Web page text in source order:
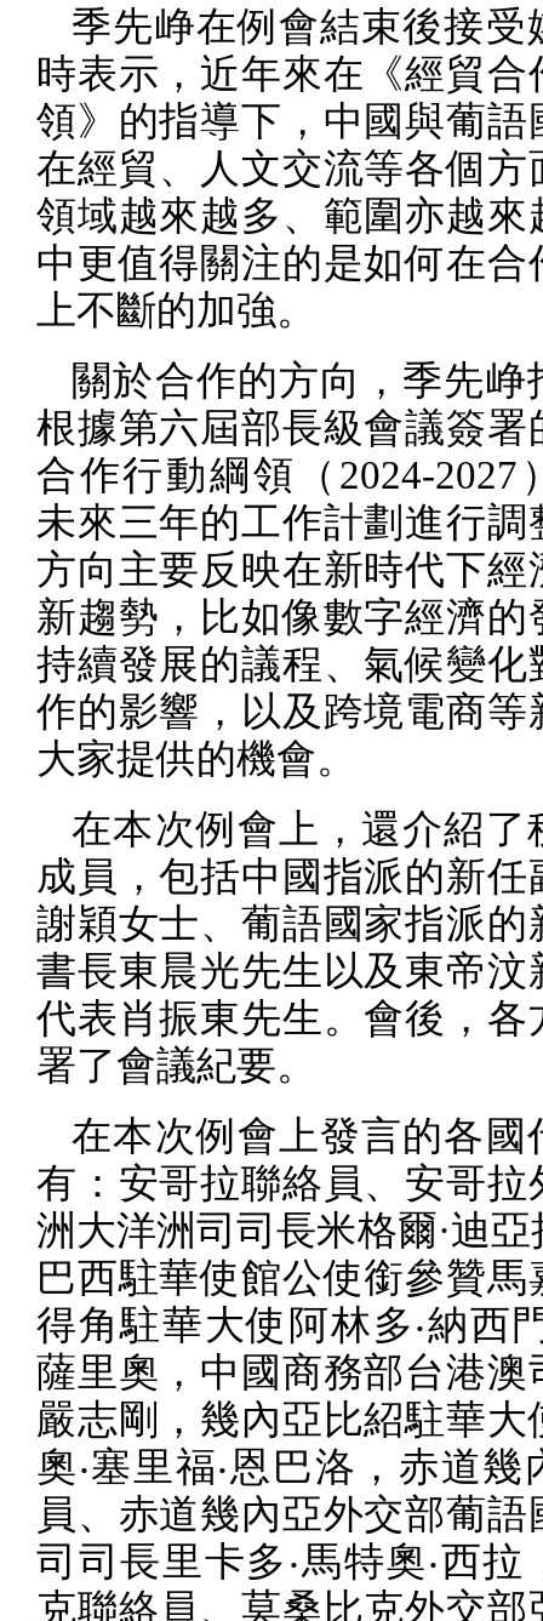
季先峥在例會結束後接受
時表示， 近年來在 《經貿
領》的指導下 ，中國與葡
在經貿、人文交流等各個方
領域越來越多、範圍亦越來
中更值得關注的是如何在合
上不斷的加強。
關於合作的方向，季先峥
根據第六屆部長級會議簽署
合作行動綱領（ 2024-2027
未來三年的工作計劃進行調
方向主要反映在新時代下經
新趨勢，比如像數字經濟的
持續發展的議程、氣候變化
作的影響，以及跨境電商等
大家提供的機會。
在本次例會上，還介紹了
成員，包括中國指派的新任
謝穎女士、葡語國家指派的
書長東晨光先生以及東帝汶
代表肖振東先生。會後，各
署了會議紀要。
在本次例會上發言的各國
有：安哥拉聯絡員、安哥拉
洲大洋洲司司長米格爾·迪
巴西駐華使館公使銜參贊馬
得角駐華大使阿林多‧納西
薩里奧，中國商務部台港澳
嚴志剛，幾內亞比紹駐華大
奧‧塞里福‧恩巴洛，赤道幾
員、赤道幾內亞外交部葡語
司司長里卡多‧馬特奧‧西拉
克聯絡員、莫桑比克外交部